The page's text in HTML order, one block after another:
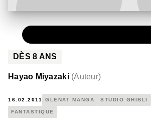
DÈS8 ANS
Hayao Miyazaki (Auteur)
16.02.2011 GLÉNAT MANGA STUDIO GHIBLI
FANTASTIQUE